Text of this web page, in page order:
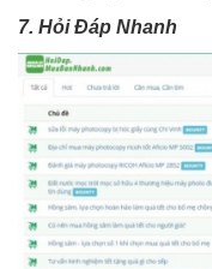
7. Hỏi Đáp Nhanh